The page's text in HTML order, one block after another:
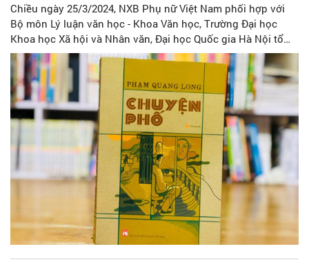
Chiều ngày 25/3/2024, NXB Phụ nữ Việt Nam phối hợp với
Bộ môn Lý luận văn học - Khoa Văn học, Trường Đại học
Khoa học Xã hội và Nhân văn, Đại học Quốc gia Hà Nội tổ
chức buổi tọa đàm “Chuyện phố - Một tự sự về đô thị đương
đại” tại sảnh Nhà E, Trường Đại học Khoa học Xã hội và
Nhân văn, Đại học Quốc gia Hà Nội. Tới dự tọa đàm có đại
diện của Ban giám hiệu nhà trường, đại diện Nhà xuất bản,
các nhà khoa học, nhà nghiên cứu cùng đông đảo bạn đọc